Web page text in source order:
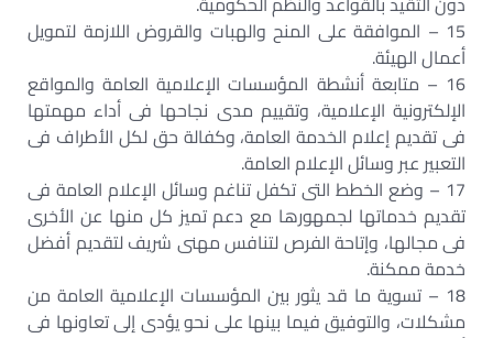
15 – الموافقة على المنح والهبات والقروض اللازمة لتمويل
أعمال الهيئة.
16 – متابعة أنشطة المؤسسات الإعلامية العامة والمواقع
الإلكترونية الإعلامية، وتقييم مدى نجاحها فى أداء مهمتها
فى تقديم إعلام الخدمة العامة، وكفالة حق لكل الأطراف فى
التعبير عبر وسائل الإعلام العامة.
17 – وضع الخطط التى تكفل تناغم وسائل الإعلام العامة فى
تقديم خدماتها لجمهورها مع دعم تميز كل منها عن الأخرى
فى مجالها، وإتاحة الفرص لتنافس مهنى شريف لتقديم أفضل
خدمة ممكنة.
18 – تسوية ما قد يثور بين المؤسسات الإعلامية العامة من
مشكلات، والتوفيق فيما بينها على نحو يؤدى إلى تعاونها فى